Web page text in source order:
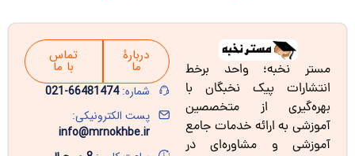
مستر نخبه؛ واحد برخط
انتشارات پیک نخبگان با
بهره‌گیری از متخصصین
آموزشی به ارائه خدمات جامع
آموزشی و مشاوره‌ای در
دربارۀ
ما
تماس
با ما
شماره:66481474-021
پست الکترونیکی:
info@mrnokhbe.ir